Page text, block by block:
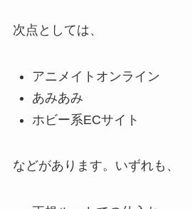
次点としては、
アニメイトオンライン
あみあみ
ホビー系ECサイト
などがあります。いずれも、